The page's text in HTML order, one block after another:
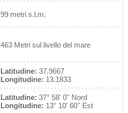
99 metri s.l.m.
463 Metri sul livello del mare
Latitudine: 37.9667
Longitudine: 13.1833
Latitudine: 37° 58' 0'' Nord
Longitudine: 13° 10' 60'' Est